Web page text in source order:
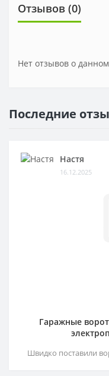
Отзывов (0)
Нет отзывов о
Последние
Настя
16.12.2025
Гаражные
Швидко поставили